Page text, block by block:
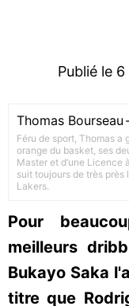
Publié le
Thomas Bourseau
Féru de sport, Thomas a
orange du basket, ses
Master et d’une Licence
suit toujours de très près
Lakers.
Pour
meilleurs
Bukayo Saka
titre que